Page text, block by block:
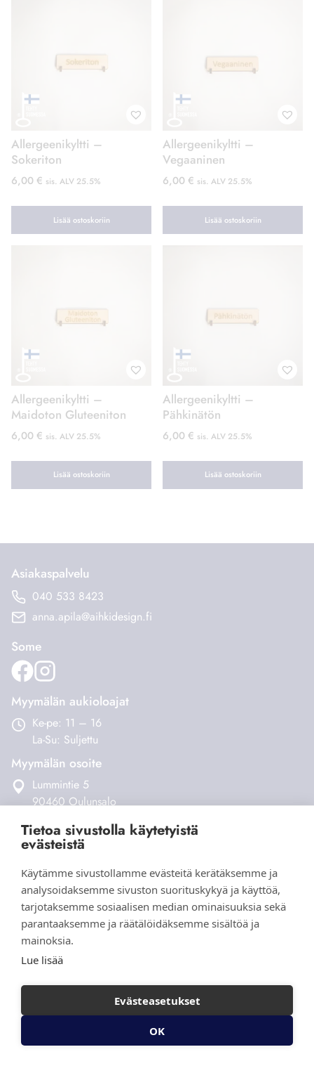
Tietoa sivustolla käytetyistä
evästeistä
Käytämme sivustollamme evästeitä kerätäksemme ja
analysoidaksemme sivuston suorituskykyä ja käyttöä,
tarjotaksemme sosiaalisen median ominaisuuksia sekä
parantaaksemme ja räätälöidäksemme sisältöä ja
mainoksia.
Lue lisää
Evästeasetukset
OK
Allergeenikyltti –
Sokeriton
6,00 € sis. ALV 25.5%
Lisää ostoskoriin
Allergeenikyltti –
Vegaaninen
6,00 € sis. ALV 25.5%
Lisää ostoskoriin
Allergeenikyltti –
Maidoton Gluteeniton
6,00 € sis. ALV 25.5%
Lisää ostoskoriin
Allergeenikyltti –
Pähkinätön
6,00 € sis. ALV 25.5%
Lisää ostoskoriin
Asiakaspalvelu
040 533 8423
anna.apila@aihkidesign.fi
Some
Myymälän aukioloajat
Ke-pe: 11 – 16
La-Su: Suljettu
Myymälän osoite
Lummintie 5
90460 Oulunsalo
Verkkokauppa
Maksaminen ja toimitukset
Palautukset
Yhteystiedot
© 2026 Aihki Design | Ota yhteyttä